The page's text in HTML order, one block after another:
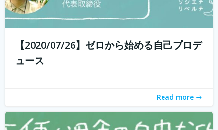
【2020/07/26】ゼロから始める自己プロデ
ュース
Read more
withコロナ時代に入り、オンライン化が加速化すること
で、不便だと思われていた田舎も、不便に感じなくなって
きました。 でも、田舎に自分が好きな仕事ってあるの？そ
う思う方も多いかもしれません。 「不便な田舎の自由な暮